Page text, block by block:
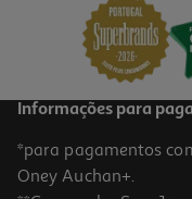
22,99 €
Informações para
*para pagamentos
Oney Auchan+.